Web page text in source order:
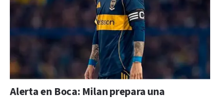
Alerta en Boca: Milan prepara una